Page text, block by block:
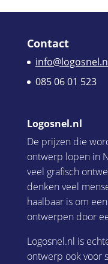
Contact
085 06 01 523
Logosnel.nl
De prijzen die
ontwerp lopen in
veel grafisch
denken veel
haalbaar is om
ontwerpen door
Logosnel.nl is
ontwerp ook voor